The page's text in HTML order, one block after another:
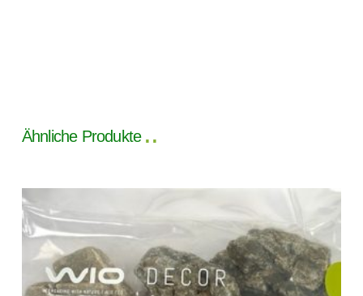
Ähnliche Produkte